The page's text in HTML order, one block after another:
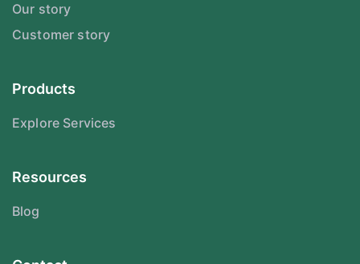
Our story
Customer story
Products
Explore Services
Resources
Blog